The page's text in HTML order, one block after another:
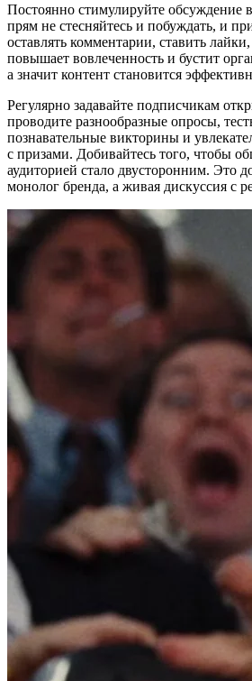
Постоянно стимулируйте обсуждение
прям не стесняйтесь и побуждать, и
оставлять комментарии, ставить
повышает вовлеченность и бустит
а значит контент становится
Регулярно задавайте подписчикам
проводите разнообразные опросы,
познавательные викторины и
с призами. Добивайтесь того, чтобы
аудиторией стало двусторонним. Это
монолог бренда, а живая дискуссия с